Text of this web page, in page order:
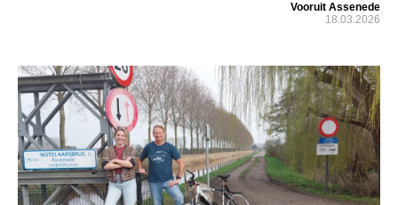
Vooruit Assenede
18.03.2026